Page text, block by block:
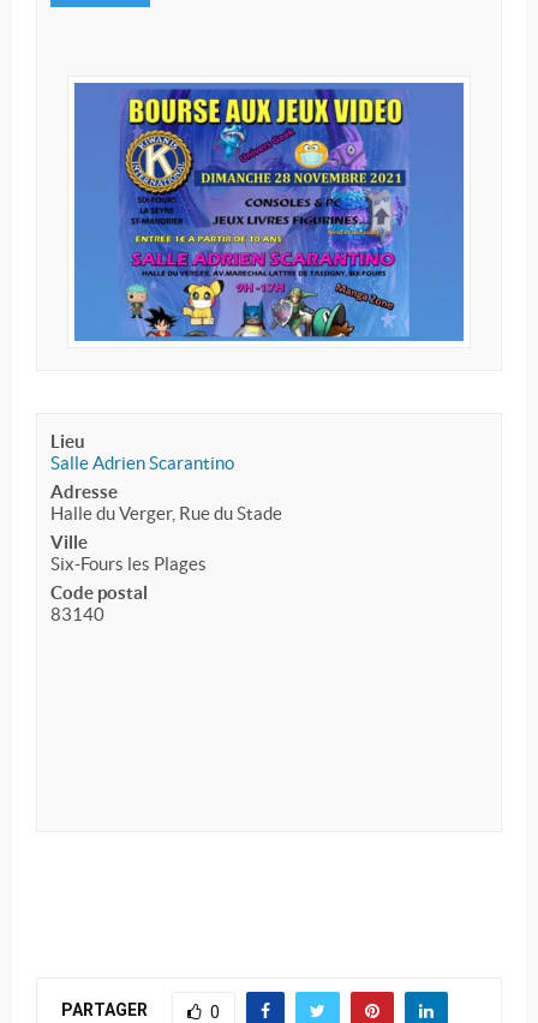
Lieu
Salle Adrien Scarantino
Adresse
Halle du Verger, Rue du Stade
Ville
Six-Fours les Plages
Code postal
83140
PARTAGER 0